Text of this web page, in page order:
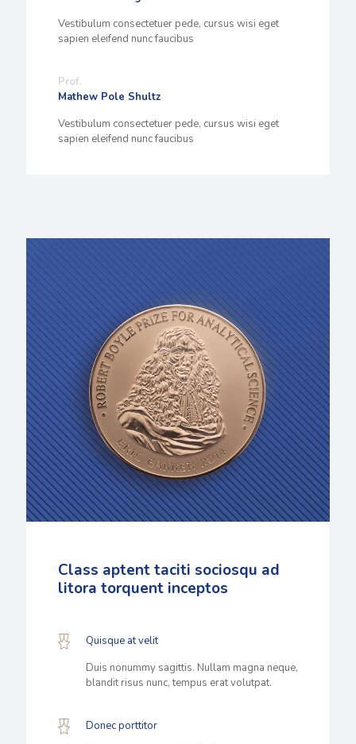
Vestibulum consectetuer pede, cursus wisi eget
sapien eleifend nunc faucibus
Prof.
Mathew Pole Shultz
Vestibulum consectetuer pede, cursus wisi eget
sapien eleifend nunc faucibus
Class aptent taciti sociosqu ad
litora torquent inceptos
Quisque at velit
Duis nonummy sagittis. Nullam magna neque,
blandit risus nunc, tempus erat volutpat.
Donec porttitor